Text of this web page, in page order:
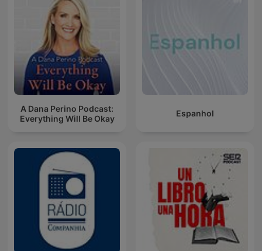
A Dana Perino Podcast:
Everything Will Be Okay
Espanhol